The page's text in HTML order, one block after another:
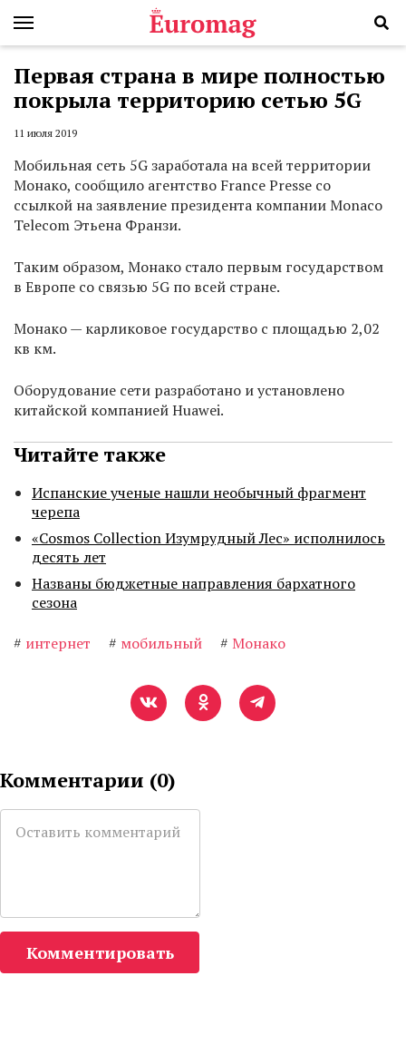
Первая страна в мире полностью
покрыла территорию сетью 5G
11 июля 2019
Мобильная сеть 5G заработала на всей территории
Монако, сообщило агентство France Presse со
ссылкой на заявление президента компании Monaco
Telecom Этьена Франзи.
Таким образом, Монако стало первым государством
в Европе со связью 5G по всей стране.
Монако — карликовое государство с площадью 2,02
кв км.
Оборудование сети разработано и установлено
китайской компанией Huawei.
Читайте также
Испанские ученые нашли необычный фрагмент
черепа
«Cosmos Collection Изумрудный Лес» исполнилось
десять лет
Названы бюджетные направления бархатного
сезона
# интернет # мобильный # Монако
Комментарии (0)
Комментировать